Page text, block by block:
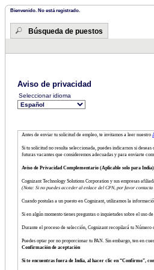
Bienvenido. No está registrado.
Búsqueda de puestos
Aviso de privacidad
Seleccionar idioma
Antes de enviar tu solicitud de empleo, te invitamos a leer nuestro
Si tu solicitud no resulta seleccionada, puedes indicarnos si
futuras vacantes que consideremos adecuadas y para enviarte
Aviso de Privacidad Complementario (Aplicable solo para India)
Cognizant Technology Solutions Corporation y sus empresas
(Nota: Si no puedes acceder al enlace del CPN, por favor
Cuando postulas a un puesto en Cognizant, utilizamos la
Si en algún momento tienes preguntas o inquietudes sobre el uso
Durante el proceso de selección, Cognizant recopilará tu
Puedes optar por no proporcionar tu PAN. Sin embargo, ten en
Confirmación de aceptación
Si te encuentras fuera de India, al hacer clic en “Confirmo”,